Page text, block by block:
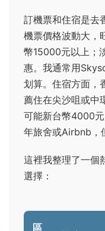
訂機票和住宿是去
機票價格波動大，
幣15000元以上；
惠。我通常用
划算。住宿方面，
薦住在尖沙咀或中
可能新台幣4000
年旅舍或Airbnb，
這裡我整理了一個
選擇：
區